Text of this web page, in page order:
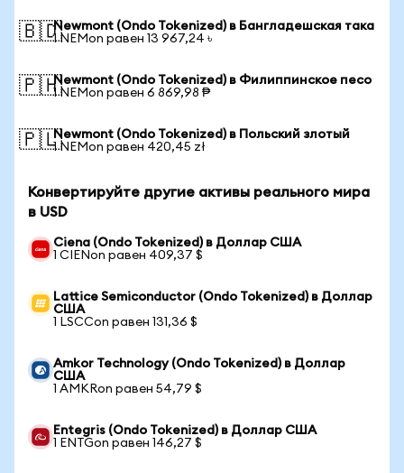
🇧🇩Newmont (Ondo Tokenized) в Бангладешская така
1 NEMon равен 13 967,24 ৳
🇵🇭Newmont (Ondo Tokenized) в Филиппинское песо
1 NEMon равен 6 869,98 ₱
🇵🇱Newmont (Ondo Tokenized) в Польский злотый
1 NEMon равен 420,45 zł
Конвертируйте другие активы реального мира
в USD
Ciena (Ondo Tokenized) в Доллар США
1 CIENon равен 409,37 $
Lattice Semiconductor (Ondo Tokenized) в Доллар
США
1 LSCCon равен 131,36 $
Amkor Technology (Ondo Tokenized) в Доллар
США
1 AMKRon равен 54,79 $
Entegris (Ondo Tokenized) в Доллар США
1 ENTGon равен 146,27 $